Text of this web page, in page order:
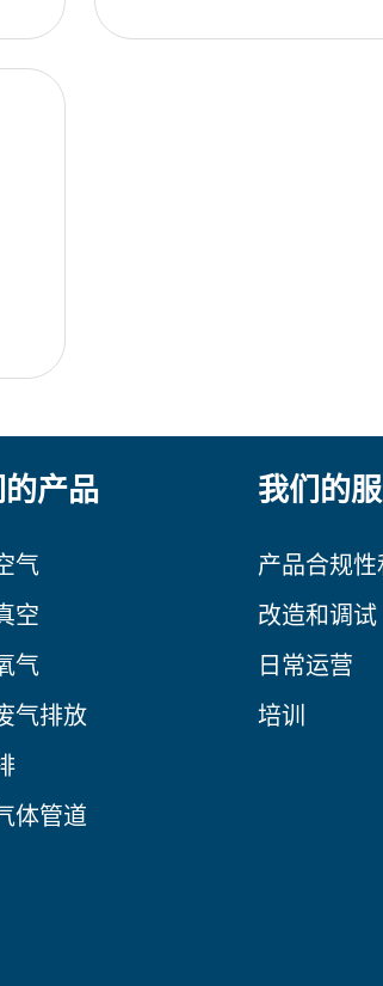
产品
气
空
气
气排放
体管道
我们的
产品合规
改造和调试
日常运营
培训